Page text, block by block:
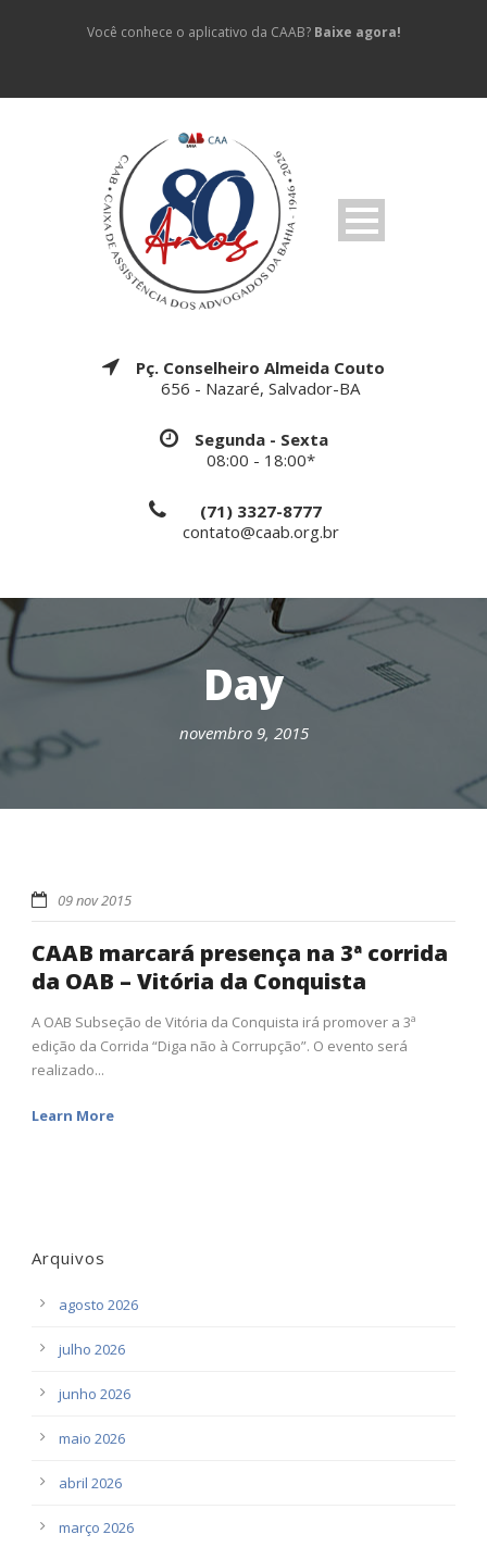
Você conhece o aplicativo da CAAB? Baixe agora!
Pç. Conselheiro Almeida Couto
656 - Nazaré, Salvador-BA
Segunda - Sexta
08:00 - 18:00*
(71) 3327-8777
contato@caab.org.br
Day
novembro 9, 2015
09 nov 2015
CAAB marcará presença na 3ª corrida
da OAB – Vitória da Conquista
A OAB Subseção de Vitória da Conquista irá promover a 3ª
edição da Corrida “Diga não à Corrupção”. O evento será
realizado...
Learn More
Arquivos
agosto 2026
julho 2026
junho 2026
maio 2026
abril 2026
março 2026